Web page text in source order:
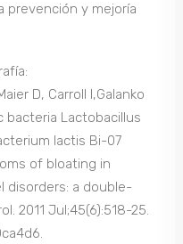
prevención y mejoría
D, Carroll I,Galanko
bacteria Lactobacillus
lactis Bi-07
of bloating in
a double-
2011 Jul;45(6):518-25.